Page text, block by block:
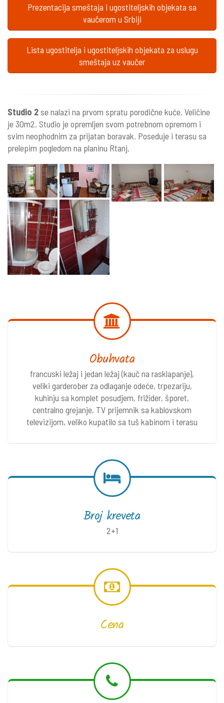
Prezentacija smeštaja i ugostiteljskih objekata sa
vaučerom u Srbiji
Lista ugostitelja i ugostiteljskih objekata za uslugu
smeštaja uz vaučer
Studio 2se nalazi na prvom spratu porodične kuće. Veličine
je 30m2. Studio je opremljen svom potrebnom opremom i
svim neophodnim za prijatan boravak. Poseduje i terasu sa
prelepim pogledom na planinu Rtanj.
Obuhvata
francuski ležaj i jedan ležaj (kauč na rasklapanje),
veliki garderober za odlaganje odeće, trpezariju,
kuhinju sa komplet posudjem, frižider, šporet,
centralno grejanje, TV prijemnik sa kablovskom
televizijom, veliko kupatilo sa tuš kabinom i terasu
Broj kreveta
2+1
Cena